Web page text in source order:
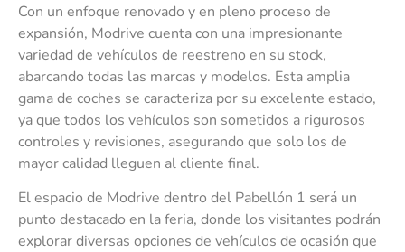
Con un enfoque renovado y en pleno proceso de
expansión, Modrive cuenta con una impresionante
variedad de vehículos de reestreno en su stock,
abarcando todas las marcas y modelos. Esta amplia
gama de coches se caracteriza por su excelente estado,
ya que todos los vehículos son sometidos a rigurosos
controles y revisiones, asegurando que solo los de
mayor calidad lleguen al cliente final.
El espacio de Modrive dentro del Pabellón 1 será un
punto destacado en la feria, donde los visitantes podrán
explorar diversas opciones de vehículos de ocasión que